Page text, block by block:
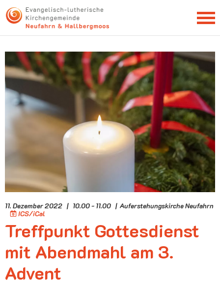
NEWSLETTER
11. Dezember 2022 | 10.00 - 11.00 | Auferstehungskirche Neufahrn
ICS/iCal
Treffpunkt Gottesdienst
mit Abendmahl am 3.
Advent